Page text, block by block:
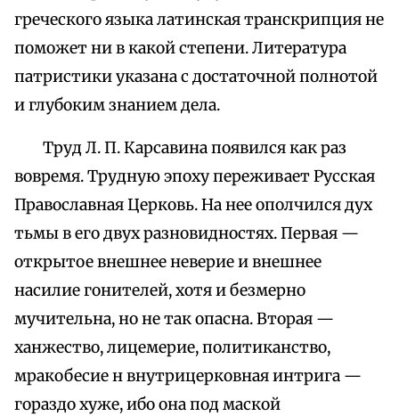
греческого языка латинская транскрипция не
поможет ни в какой степени. Литература
патристики указана с достаточной полнотой
и глубоким знанием дела.
Труд Л. П. Карсавина появился как раз
вовремя. Трудную эпоху переживает Русская
Православная Церковь. На нее ополчился дух
тьмы в его двух разновидностях. Первая —
открытое внешнее неверие и внешнее
насилие гонителей, хотя и безмерно
мучительна, но не так опасна. Вторая —
ханжество, лицемерие, политиканство,
мракобесие н внутрицерковная интрига —
гораздо хуже, ибо она под маской